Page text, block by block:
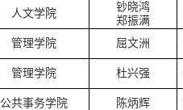
人文学院
钞晓鸿
郑振满
管理学院 屈文洲
管理学院 杜兴强
公共事务学院 陈炳辉